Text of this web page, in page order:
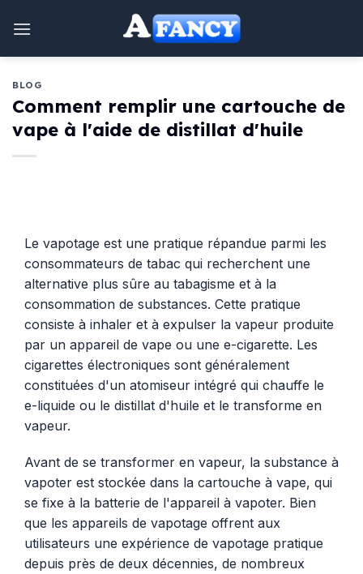
au
BLOG
Comment remplir une cartouche de
vape à l'aide de distillat d'huile
Le vapotage est une pratique répandue parmi les
consommateurs de tabac qui recherchent une
alternative plus sûre au tabagisme et à la
consommation de substances. Cette pratique
consiste à inhaler et à expulser la vapeur produite
par un appareil de vape ou une e-cigarette. Les
cigarettes électroniques sont généralement
constituées d'un atomiseur intégré qui chauffe le
e-liquide ou le distillat d'huile et le transforme en
vapeur.
Avant de se transformer en vapeur, la substance à
vapoter est stockée dans la cartouche à vape, qui
se fixe à la batterie de l'appareil à vapoter. Bien
que les appareils de vapotage offrent aux
utilisateurs une expérience de vapotage pratique
depuis près de deux décennies, de nombreux